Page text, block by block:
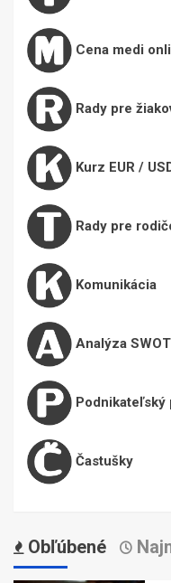
Cena medi
Rady pre
Kurz EUR /
Rady pre
Komunikácia
Analýza SWOT
Podnikateľský
Častušky
Obľúbené